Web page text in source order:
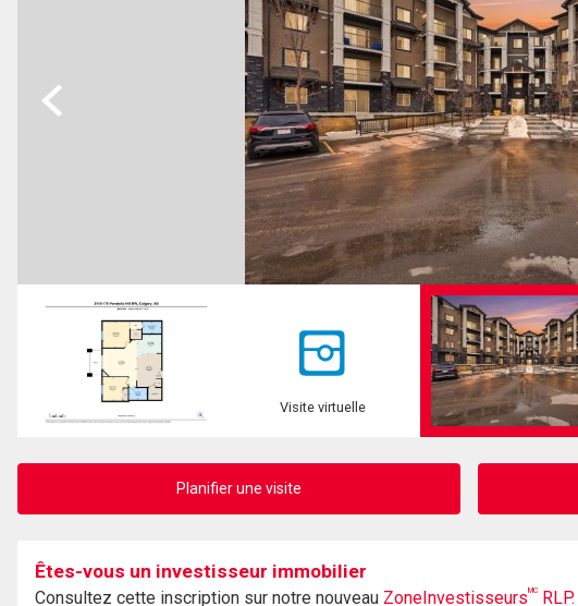
Previous
Visite virtuelle
Planifier une visite
Êtes-vous un investisseur immobilier
Consultez cette inscription sur notre nouveau ZoneInvestisseursMC RLP.